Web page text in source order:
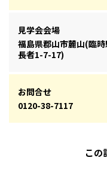
見学会会場
福島県郡山市麓山(臨
長者1-7-17)
お問合せ
0120-38-7117
この